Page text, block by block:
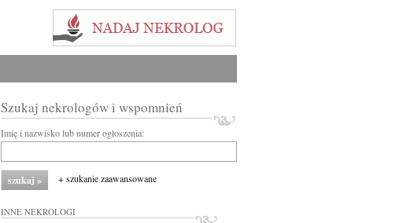
Szukaj nekrologów i wspomnień
Imię i nazwisko lub numer ogłoszenia:
+ szukanie zaawansowane
INNE NEKROLOGI